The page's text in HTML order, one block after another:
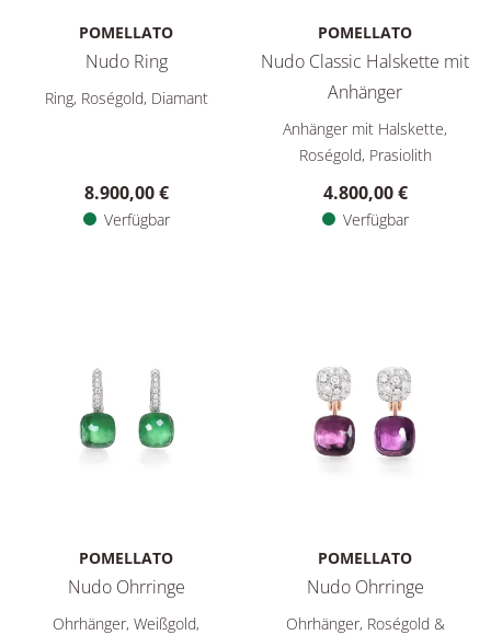
POMELLATO
Nudo Ring
Pomellato Nudo Ring, Ref: PAC4020O6WHRDB0IY, Preis:
Ring, Roségold, Diamant
8.900,00 €
Verfügbar
POMELLATO
Nudo Classic Halskette mit
Anhänger
Pomellato Nudo Classic
Anhänger mit Halskette,
Roségold, Prasiolith
4.800,00 €
Verfügbar
POMELLATO
Nudo Ohrringe
Pomellato Nudo Ohrringe, Ref: POB4010O6WHRBPAAV,
Ohrhänger, Weißgold,
POMELLATO
Nudo Ohrringe
Pomellato Nudo Ohrringe,
Ohrhänger, Roségold &